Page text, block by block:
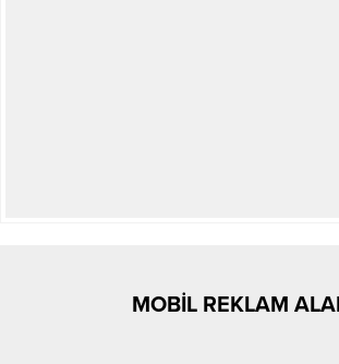
MOBİL REKLAM